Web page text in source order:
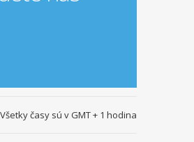
Všetky časy sú v GMT + 1 hodina